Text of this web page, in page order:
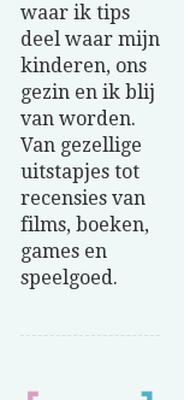
waar ik tips
deel waar mijn
kinderen, ons
gezin en ik blij
van worden.
Van gezellige
uitstapjes tot
recensies van
films, boeken,
games en
speelgoed.